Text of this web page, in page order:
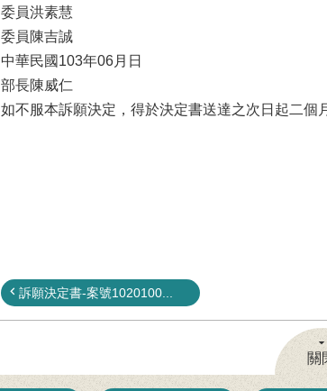
委員洪素慧
委員陳吉誠
中華民國103年06月日
部長陳威仁
如不服本訴願決定，得於決定書送達之次日起二個
訴願決定書-案號1020100...
關